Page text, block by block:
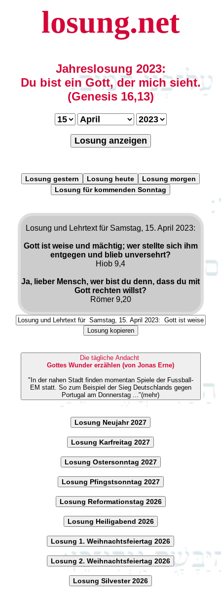
losung.net
Jahreslosung 2023:
Du bist ein Gott, der mich sieht.
(Genesis 16,13)
Losung anzeigen
Losung gestern Losung heute
Losung morgen
Losung für kommenden Sonntag
Losung und Lehrtext für Samstag, 15. April 2023:
Gott ist weise und mächtig; wer stellte sich ihm
entgegen und blieb unversehrt?
Hiob 9,4
Ja, lieber Mensch, wer bist du denn, dass du mit
Gott rechten willst?
Römer 9,20
Losung kopieren
Die tägliche Andacht
Gottes Wunder erzählen (von Jonas Erne)
"In der nahen Stadt finden momentan Spiele der Fussball-
EM statt. So zum Beispiel der Sieg Deutschlands gegen
Portugal am Donnerstag ..."(mehr)
Losung Neujahr 2027
Losung Karfreitag 2027
Losung Ostersonntag 2027
Losung Pfingstsonntag 2027
Losung Reformationstag 2026
Losung Heiligabend 2026
Losung 1. Weihnachtsfeiertag 2026
Losung 2. Weihnachtsfeiertag 2026
Losung Silvester 2026